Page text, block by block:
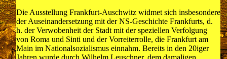
Die Ausstellung Frankfurt-Auschwitz widmet sich insbesondere
der Auseinandersetzung mit der NS-Geschichte Frankfurts, d.
h. der Verwobenheit der Stadt mit der speziellen Verfolgung
von Roma und Sinti und der Vorreiterrolle, die Frankfurt am
Main im Nationalsozialismus einnahm. Bereits in den 20iger
Jahren wurde durch Wilhelm Leuschner, dem damaligen